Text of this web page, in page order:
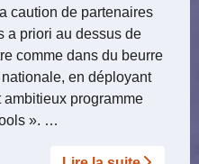
caution de partenaires
a priori au dessus de
comme dans du beurre
en déployant
programme
». …